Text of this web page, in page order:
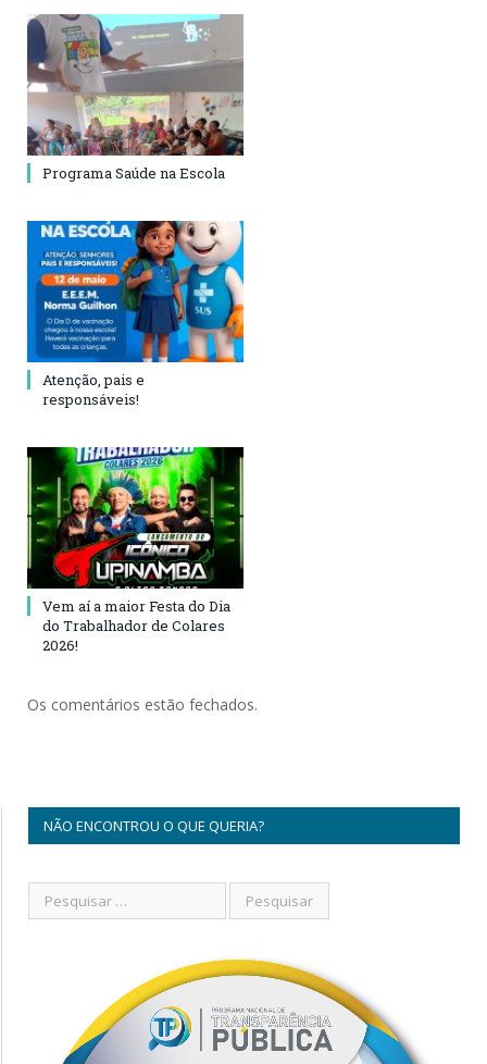
Programa Saúde na Escola
Atenção, pais e
responsáveis!
Vem aí a maior Festa do Dia
do Trabalhador de Colares
2026!
Os comentários estão fechados.
NÃO ENCONTROU O QUE QUERIA?